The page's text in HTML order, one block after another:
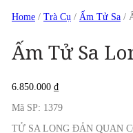
Home / Trà Cụ / Ấm Tử Sa /
Ấm Tử Sa
6.850.000 ₫
Mã SP: 1379
TỬ SA LONG ĐẢN QUAN